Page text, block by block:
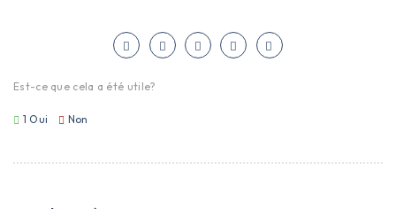
Est-ce que cela a été utile?
1Oui Non